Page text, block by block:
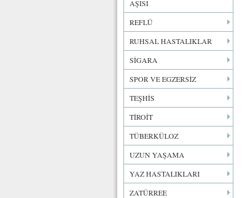
AŞISI
REFLÜ
RUHSAL HASTALIKLAR
SİGARA
SPOR VE EGZERSİZ
TEŞHİS
TİROİT
TÜBERKÜLOZ
UZUN YAŞAMA
YAZ HASTALIKLARI
ZATÜRREE